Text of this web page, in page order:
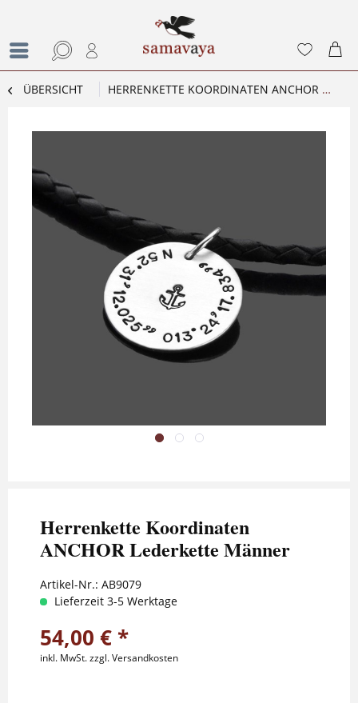
ÜBERSICHT HERRENKETTE KOORDINATEN ANCHOR LEDERKETTE MÄNNER
Herrenkette Koordinaten
ANCHOR Lederkette Männer
Artikel-Nr.: AB9079
Lieferzeit 3-5 Werktage
54,00 € *
inkl. MwSt.zzgl. Versandkosten